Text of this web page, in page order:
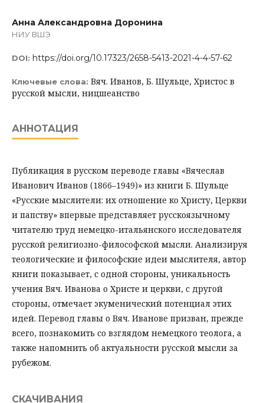
Анна Александровна Доронина
НИУ ВШЭ
DOI: https://doi.org/10.17323/2658-5413-2021-4-4-57-62
Ключевые слова: Вяч. Иванов, Б. Шульце, Христос в
русской мысли, ницшеанство
АННОТАЦИЯ
Публикация в русском переводе главы «Вячеслав
Иванович Иванов (1866–1949)» из книги Б. Шульце
«Русские мыслители: их отношение ко Христу, Церкви
и папству» впервые представляет русскоязычному
читателю труд немецко-итальянского исследователя
русской религиозно-философской мысли. Анализируя
теологические и философские идеи мыслителя, автор
книги показывает, с одной стороны, уникальность
учения Вяч. Иванова о Христе и церкви, с другой
стороны, отмечает экуменический потенциал этих
идей. Перевод главы о Вяч. Иванове призван, прежде
всего, познакомить со взглядом немецкого теолога, а
также напомнить об актуальности русской мысли за
рубежом.
СКАЧИВАНИЯ